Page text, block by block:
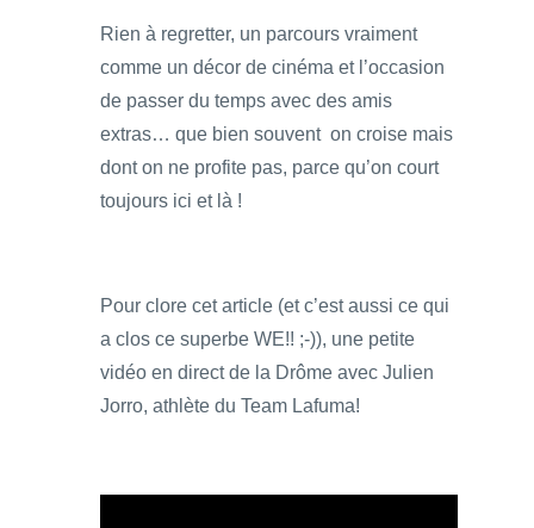
Rien à regretter, un parcours vraiment
comme un décor de cinéma et l’occasion
de passer du temps avec des amis
extras… que bien souvent on croise mais
dont on ne profite pas, parce qu’on court
toujours ici et là !
Pour clore cet article (et c’est aussi ce qui
a clos ce superbe WE!! ;-)), une petite
vidéo en direct de la Drôme avec Julien
Jorro, athlète du Team Lafuma!